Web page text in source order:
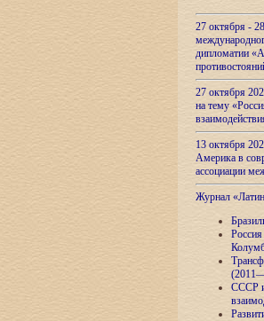
27 октября -
дипломатии
27 октября
на тему
13 октября
Америка в
ассоциации
Журнал
СССР и